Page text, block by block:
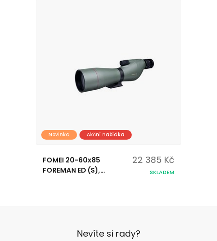
Novinka Akční nabídka
FOMEI 20-60x85
FOREMAN ED (S),
22 385 Kč
SKLADEM
Nevíte si rady?